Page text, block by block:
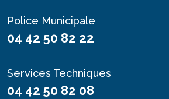
Police Municipale
04 42 50 82 22
Services Techniques
04 42 50 82 08